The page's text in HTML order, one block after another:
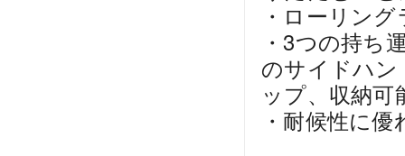
・ローリン
・3つの持ち
のサイドハ
ップ、収納
・耐候性に